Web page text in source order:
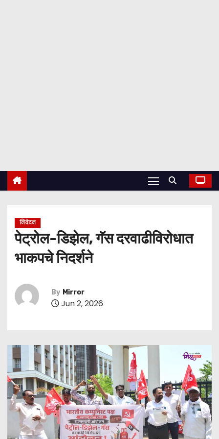
निवेदन
पेट्रोल-डिझेल, गॅस दरवाढीविरोधात
भाकपचे निदर्शने
By Mirror
Jun 2, 2026